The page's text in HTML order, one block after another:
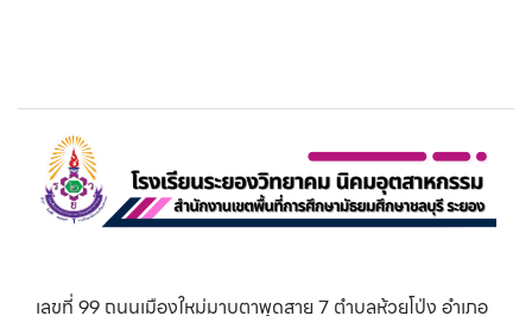
เลขที่ 99 ถนนเมืองใหม่มาบตาพุดสาย 7 ตำบลห้วยโป่ง อำเภอ